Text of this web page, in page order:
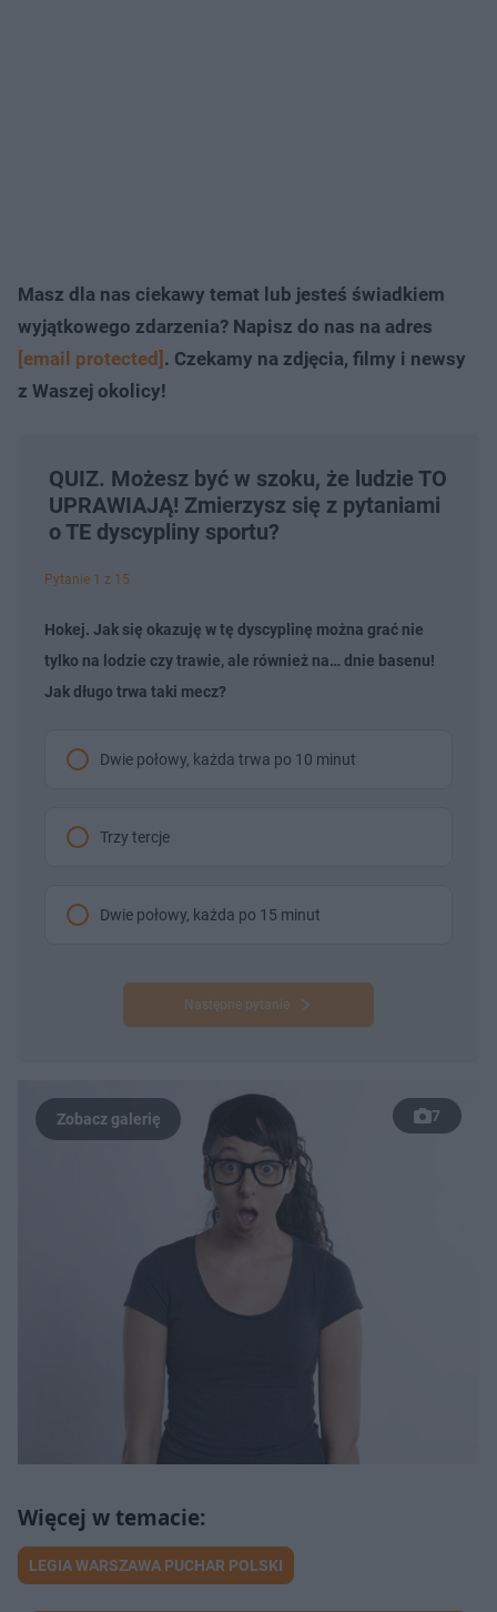
Masz dla nas ciekawy temat lub jesteś świadkiem
wyjątkowego zdarzenia? Napisz do nas na adres
[email protected] . Czekamy na zdjęcia, filmy i newsy
z Waszej okolicy!
QUIZ. Możesz być w szoku, że ludzie TO
UPRAWIAJĄ! Zmierzysz się z pytaniami
o TE dyscypliny sportu?
Pytanie 1 z 15
Hokej. Jak się okazuję w tę dyscyplinę można grać nie
tylko na lodzie czy trawie, ale również na… dnie basenu!
Jak długo trwa taki mecz?
Dwie połowy, każda trwa po 10 minut
Trzy tercje
Dwie połowy, każda po 15 minut
Następne pytanie
7
LEGIA WARSZAWA PUCHAR POLSKI